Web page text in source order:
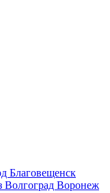
Благовещенск
Волгоград Воронеж